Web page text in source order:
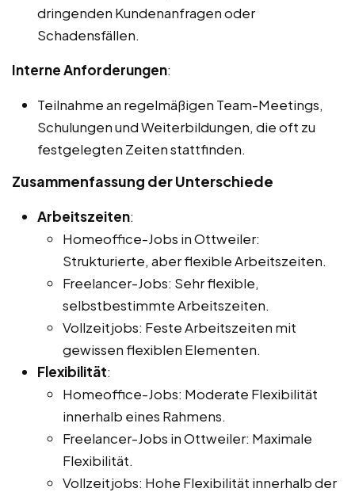
dringenden Kundenanfragen oder
Schadensfällen.
Interne Anforderungen:
Teilnahme an regelmäßigen Team-Meetings,
Schulungen und Weiterbildungen, die oft zu
festgelegten Zeiten stattfinden.
Zusammenfassung der Unterschiede
Arbeitszeiten:
Homeoffice-Jobs in Ottweiler:
Strukturierte, aber flexible Arbeitszeiten.
Freelancer-Jobs: Sehr flexible,
selbstbestimmte Arbeitszeiten.
Vollzeitjobs: Feste Arbeitszeiten mit
gewissen flexiblen Elementen.
Flexibilität:
Homeoffice-Jobs: Moderate Flexibilität
innerhalb eines Rahmens.
Freelancer-Jobs in Ottweiler: Maximale
Flexibilität.
Vollzeitjobs: Hohe Flexibilität innerhalb der